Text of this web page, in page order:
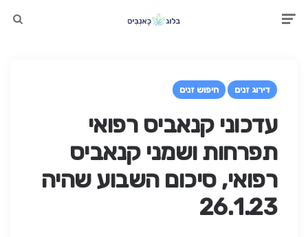
דירוג זנים חיפוש זנים
עדכוני קנאביס רפואי
תפרחות ושמני קנאביס
רפואי, סיכום השבוע שהיה
26.1.23